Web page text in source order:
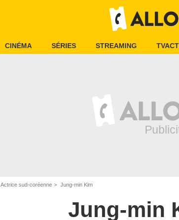
CINÉMA SÉRIES STREAMING
Actrice sud-coréenne Jung-min Kim
Jung-min